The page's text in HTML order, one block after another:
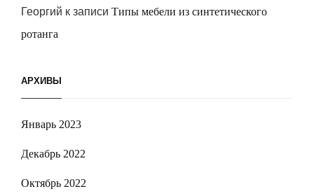
Георгий к записи Типы мебели из синтетического
ротанга
АРХИВЫ
Январь 2023
Декабрь 2022
Октябрь 2022